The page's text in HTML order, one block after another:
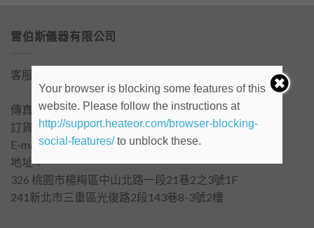
雷伯斯儀器有限公司
客服電話：
客服電話：02-2999-0356
傳真電話：03-488-3370 (總公司)
訂貨/詢價 LINE ID : @rebers1801
E-mail：rebers1801@gmail.com
地址：
326 桃園市楊梅區中山北路一段21巷2之3號1F
241新北市三重區光復路2段143巷8-3號2樓
Your browser is blocking some features of this
website. Please follow the instructions at
http://support.heateor.com/browser-blocking-
social-features/to unblock these.